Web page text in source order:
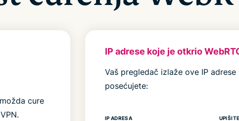
cure
IP adrese koje je otkrio
Vaš pregledač izlaže ove IP
posećujete:
IP ADRESA